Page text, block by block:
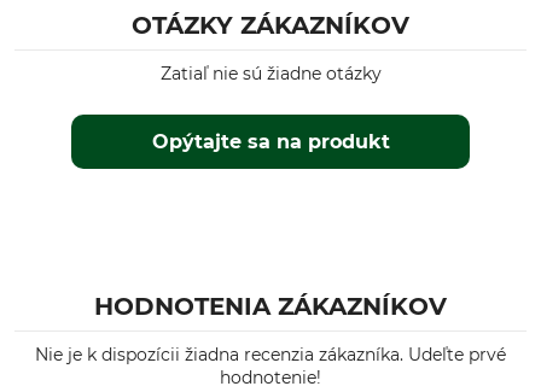
OTÁZKY ZÁKAZNÍKOV
Opýtajte sa na produkt
Zatiaľ nie sú žiadne otázky
HODNOTENIA ZÁKAZNÍKOV
Nie je k dispozícii žiadna recenzia zákazníka. Udeľte prvé
hodnotenie!